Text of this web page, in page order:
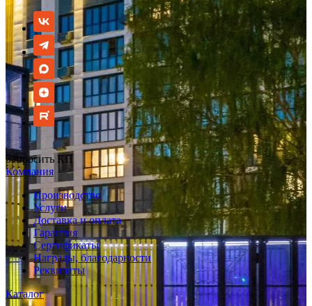
Запросить КП
Компания
Производство
Услуги
Доставка и оплата
Гарантия
Сертификаты
Награды, благодарности
Реквизиты
Каталог